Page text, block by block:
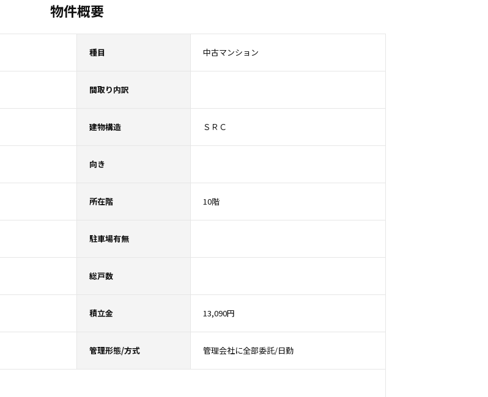
物件概要
種目 中古マンション
間取り内訳
建物構造 ＳＲＣ
向き
所在階 10階
駐車場有無
総戸数
積立金 13,090円
管理形態/方式 管理会社に全部委託/日勤